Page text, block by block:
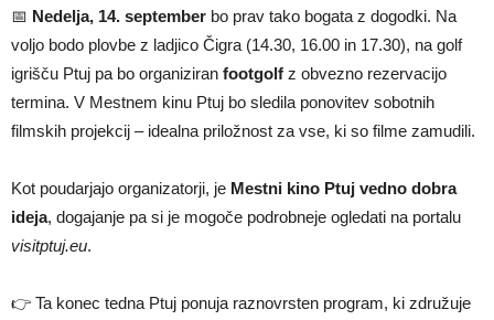
📅 Nedelja, 14. september bo prav tako bogata z dogodki. Na
voljo bodo plovbe z ladjico Čigra (14.30, 16.00 in 17.30), na golf
igrišču Ptuj pa bo organiziran footgolf z obvezno rezervacijo
termina. V Mestnem kinu Ptuj bo sledila ponovitev sobotnih
filmskih projekcij – idealna priložnost za vse, ki so filme zamudili.
Kot poudarjajo organizatorji, je Mestni kino Ptuj vedno dobra
ideja, dogajanje pa si je mogoče podrobneje ogledati na portalu
visitptuj.eu.
👉 Ta konec tedna Ptuj ponuja raznovrsten program, ki združuje